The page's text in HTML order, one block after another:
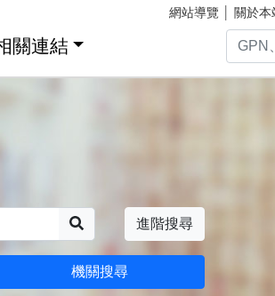
網站導覽 關於本
關連結
進階搜尋
機關搜尋